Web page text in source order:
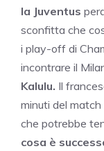
la Juventus
sconfitta che
i play-off di
incontrare il
Kalulu. Il
minuti del
che potrebbe
cosa è